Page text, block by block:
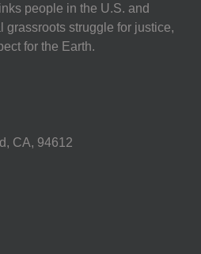
people in the U.S. and
grassroots struggle for justice,
for the Earth.
CA, 94612